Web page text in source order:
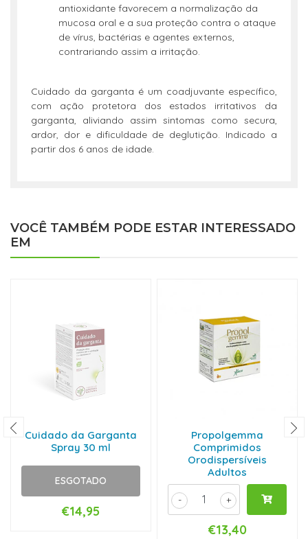
antioxidante favorecem a normalização da
mucosa oral e a sua proteção contra o ataque
de vírus, bactérias e agentes externos,
contrariando assim a irritação.
Cuidado da garganta é um coadjuvante específico,
com ação protetora dos estados irritativos da
garganta, aliviando assim sintomas como secura,
ardor, dor e dificuldade de deglutição. Indicado a
partir dos 6 anos de idade.
VOCÊ TAMBÉM PODE ESTAR INTERESSADO
EM
Cuidado da Garganta
Spray 30 ml
ESGOTADO
€14,95
Propolgemma
Comprimidos
Orodispersíveis
Adultos
+
-
€13,40